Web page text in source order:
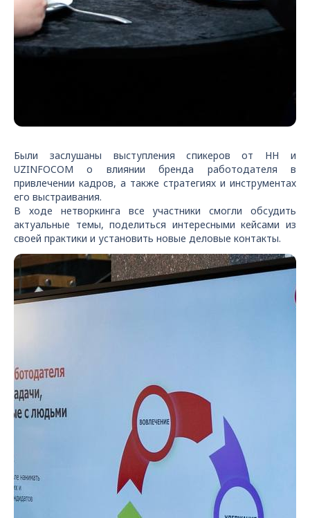
Были заслушаны выступления спикеров от HH и
UZINFOCOM о влиянии бренда работодателя в
привлечении кадров, а также стратегиях и инструментах
его выстраивания.
В ходе нетворкинга все участники смогли обсудить
актуальные темы, поделиться интересными кейсами из
своей практики и установить новые деловые контакты.